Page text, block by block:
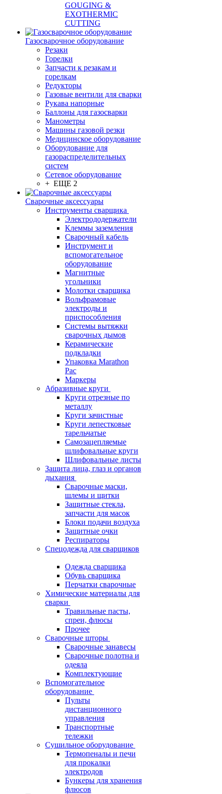
GOUGING &
EXOTHERMIC
CUTTING
Газосварочное оборудование
Резаки
Горелки
Запчасти к резакам и
горелкам
Редукторы
Газовые вентили для сварки
Рукава напорные
Баллоны для газосварки
Манометры
Машины газовой резки
Медицинское оборудование
Оборудование для
газораспределительных
систем
Сетевое оборудование
+ ЕЩЕ 2
Сварочные аксессуары
Инструменты сварщика
Электрододержатели
Клеммы заземления
Сварочный кабель
Инструмент и
вспомогательное
оборудование
Магнитные
угольники
Молотки сварщика
Вольфрамовые
электроды и
приспособления
Системы вытяжки
сварочных дымов
Керамические
подкладки
Упаковка Marathon
Pac
Маркеры
Абразивные круги
Круги отрезные по
металлу
Круги зачистные
Круги лепестковые
тарельчатые
Самозацепляемые
шлифовальные круги
Шлифовальные листы
Защита лица, глаз и органов
дыхания
Сварочные маски,
шлемы и щитки
Защитные стекла,
запчасти для масок
Блоки подачи воздуха
Защитные очки
Респираторы
Спецодежда для сварщиков
Одежда сварщика
Обувь сварщика
Перчатки сварочные
Химические материалы для
сварки
Травильные пасты,
спреи, флюсы
Прочее
Сварочные шторы
Сварочные занавесы
Сварочные полотна и
одеяла
Комплектующие
Вспомогательное
оборудование
Пульты
дистанционного
управления
Транспортные
тележки
Сушильное оборудование
Термопеналы и печи
для прокалки
электродов
Бункеры для хранения
флюсов